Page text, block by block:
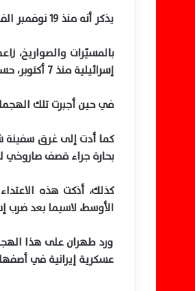
يذكر أنه منذ 19 نوفمبر الفائت، حاول الحوثيون استهداف أكثر من 130 سفينة في البحر الأحمر وبحر العرب،
بالمسيّرات والصواريخ،
إسرائيلية منذ 7 أكتوبر، حسب قولهم.
في حين أجبرت تلك
بحارة جراء قصف صاروخي
كذلك، أذكت هذه
الأوسط، لاسيما بعد ضرب
ورد طهران على هذا الهجوم بإطلاق أكثر من 300 مسيرة
عسكرية إيرانية في